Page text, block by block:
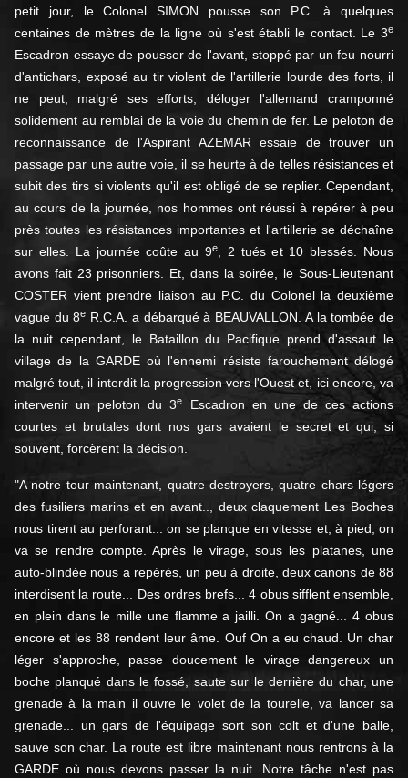
petit jour, le Colonel SIMON pousse son P.C. à quelques
centaines de mètres de la ligne où s'est établi le contact. Le 3e
Escadron essaye de pousser de l'avant, stoppé par un feu nourri
d'antichars, exposé au tir violent de l'artillerie lourde des forts, il
ne peut, malgré ses efforts, déloger l'allemand cramponné
solidement au remblai de la voie du chemin de fer. Le peloton de
reconnaissance de l'Aspirant AZEMAR essaie de trouver un
passage par une autre voie, il se heurte à de telles résistances et
subit des tirs si violents qu'il est obligé de se replier. Cependant,
au cours de la journée, nos hommes ont réussi à repérer à peu
près toutes les résistances importantes et l'artillerie se déchaîne
sur elles. La journée coûte au 9e
, 2 tués et 10 blessés. Nous
avons fait 23 prisonniers. Et, dans la soirée, le Sous-Lieutenant
COSTER vient prendre liaison au P.C. du Colonel la deuxième
vague du 8e R.C.A. a débarqué à BEAUVALLON. A la tombée de
la nuit cependant, le Bataillon du Pacifique prend d'assaut le
village de la GARDE où l'ennemi résiste farouchement délogé
malgré tout, il interdit la progression vers l'Ouest et, ici encore, va
intervenir un peloton du 3e
Escadron en une de ces actions
courtes et brutales dont nos gars avaient le secret et qui, si
souvent, forcèrent la décision.
"A notre tour maintenant, quatre destroyers, quatre chars légers
des fusiliers marins et en avant.., deux claquement Les Boches
nous tirent au perforant... on se planque en vitesse et, à pied, on
va se rendre compte. Après le virage, sous les platanes, une
auto-blindée nous a repérés, un peu à droite, deux canons de 88
interdisent la route... Des ordres brefs... 4 obus sifflent ensemble,
en plein dans le mille une flamme a jailli. On a gagné... 4 obus
encore et les 88 rendent leur âme. Ouf On a eu chaud. Un char
léger s'approche, passe doucement le virage dangereux un
boche planqué dans le fossé, saute sur le derrière du char, une
grenade à la main il ouvre le volet de la tourelle, va lancer sa
grenade... un gars de l'équipage sort son colt et d'une balle,
sauve son char. La route est libre maintenant nous rentrons à la
GARDE où nous devons passer la nuit. Notre tâche n'est pas